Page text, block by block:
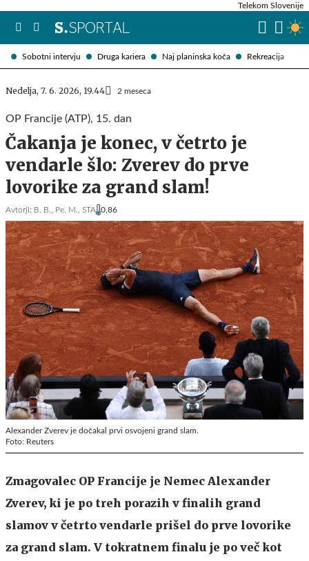
Sobotni intervju Druga kariera Naj planinska koča Rekreacija
Telekom Slovenije
Nedelja, 7. 6. 2026, 19.44 2 meseca
OP Francije (ATP), 15. dan
Čakanja je konec, v četrto je
vendarle šlo: Zverev do prve
lovorike za grand slam!
Avtorji: B. B., Pe. M., STA 0,86
Alexander Zverev je dočakal prvi osvojeni grand slam.
Foto: Reuters
Zmagovalec OP Francije je Nemec Alexander
Zverev, ki je po treh porazih v finalih grand
slamov v četrto vendarle prišel do prve lovorike
za grand slam. V tokratnem finalu je po več kot